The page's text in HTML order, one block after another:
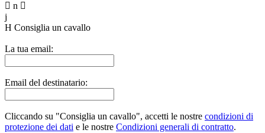
 n 
j
H Consiglia un cavallo
La tua email:
Email del destinatario:
Cliccando su "Consiglia un cavallo", accetti le nostre condizioni di
protezione dei dati e le nostre Condizioni generali di contratto.